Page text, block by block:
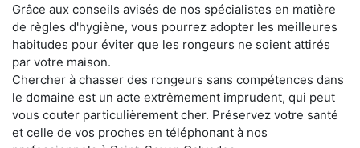
Grâce aux conseils avisés de nos spécialistes en matière
de règles d'hygiène, vous pourrez adopter les meilleures
habitudes pour éviter que les rongeurs ne soient attirés
par votre maison.
Chercher à chasser des rongeurs sans compétences dans
le domaine est un acte extrêmement imprudent, qui peut
vous couter particulièrement cher. Préservez votre santé
et celle de vos proches en téléphonant à nos